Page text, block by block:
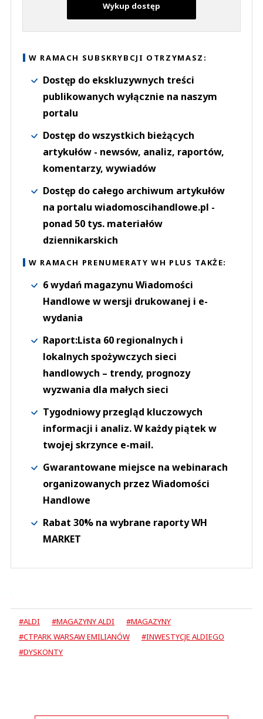
Wykup dostęp
W RAMACH SUBSKRYBCJI OTRZYMASZ:
Dostęp do ekskluzywnych treści
publikowanych wyłącznie na naszym
portalu
Dostęp do wszystkich bieżących
artykułów - newsów, analiz, raportów,
komentarzy, wywiadów
Dostęp do całego archiwum artykułów
na portalu wiadomoscihandlowe.pl -
ponad 50 tys. materiałów
dziennikarskich
W RAMACH PRENUMERATY WH PLUS TAKŻE:
6 wydań magazynu Wiadomości
Handlowe w wersji drukowanej i e-
wydania
Raport:Lista 60 regionalnych i
lokalnych spożywczych sieci
handlowych – trendy, prognozy
wyzwania dla małych sieci
Tygodniowy przegląd kluczowych
informacji i analiz. W każdy piątek w
twojej skrzynce e-mail.
Gwarantowane miejsce na webinarach
organizowanych przez Wiadomości
Handlowe
Rabat 30% na wybrane raporty WH
MARKET
#ALDI #MAGAZYNY ALDI
#MAGAZYNY
#CTPARK WARSAW EMILIANÓW
#INWESTYCJE ALDIEGO
#DYSKONTY